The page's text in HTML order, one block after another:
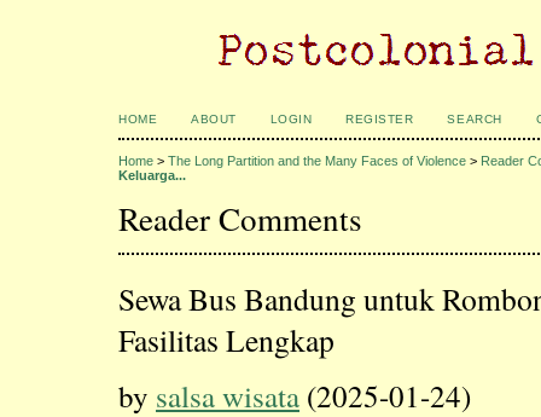
HOME ABOUT LOGIN REGISTER SEARCH
Home > The Long Partition and the Many Faces of Violence > Reader
Keluarga...
Reader Comments
Sewa Bus Bandung untuk
Fasilitas Lengkap
by salsa wisata (2025-01-24)